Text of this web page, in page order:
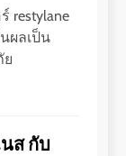
restylane
ผลเป็น
ย
ส กับ